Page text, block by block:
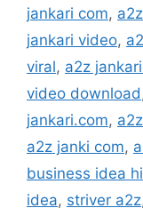
jankari com,
jankari video,
viral, a2z
video download
jankari.com,
a2z janki com,
business idea
idea, striver a2z